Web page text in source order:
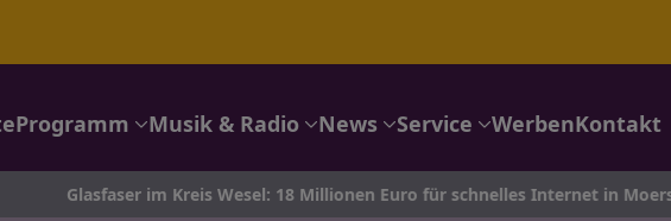
Programm Musik & Radio News Service WerbenKontakt
im Kreis Wesel: 18 Millionen Euro für schnelles Internet in Moers, Dinslaken